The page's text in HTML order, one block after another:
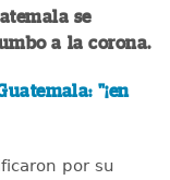
se
a la corona.
"¡en
por su